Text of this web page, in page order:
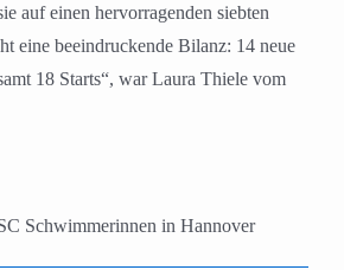
auf einen hervorragenden siebten
eine beeindruckende Bilanz: 14 neue
18 Starts“, war Laura Thiele vom
Schwimmerinnen in Hannover